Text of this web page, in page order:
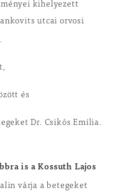
kihelyezett
utcai orvosi
.
és
Dr. Csikós Emília.
is a Kossuth Lajos
várja a betegeket